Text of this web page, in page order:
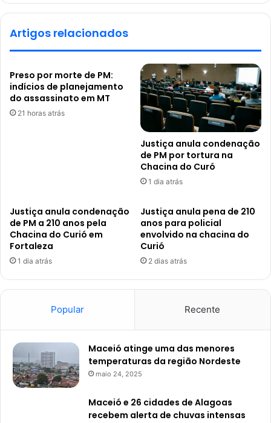
Artigos relacionados
Preso por morte de PM:
indícios de planejamento
do assassinato em MT
21 horas atrás
Justiça anula condenação
de PM por tortura na
Chacina do Curó
1 dia atrás
Justiça anula condenação
de PM a 210 anos pela
Chacina do Curió em
Fortaleza
1 dia atrás
Justiça anula pena de 210
anos para policial
envolvido na chacina do
Curió
2 dias atrás
Popular Recente
Maceió atinge uma das menores
temperaturas da região Nordeste
maio 24, 2025
Maceió e 26 cidades de Alagoas
recebem alerta de chuvas intensas